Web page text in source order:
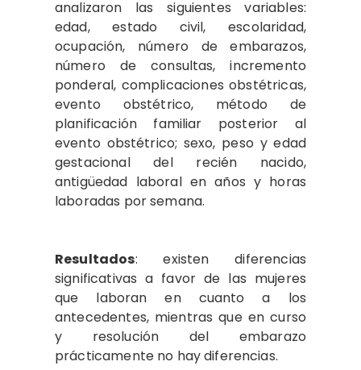
analizaron las siguientes variables:
edad, estado civil, escolaridad,
ocupación, número de embarazos,
número de consultas, incremento
ponderal, complicaciones obstétricas,
evento obstétrico, método de
planificación familiar posterior al
evento obstétrico; sexo, peso y edad
gestacional del recién nacido,
antigüedad laboral en años y horas
laboradas por semana.
Resultados: existen diferencias
significativas a favor de las mujeres
que laboran en cuanto a los
antecedentes, mientras que en curso
y resolución del embarazo
prácticamente no hay diferencias.